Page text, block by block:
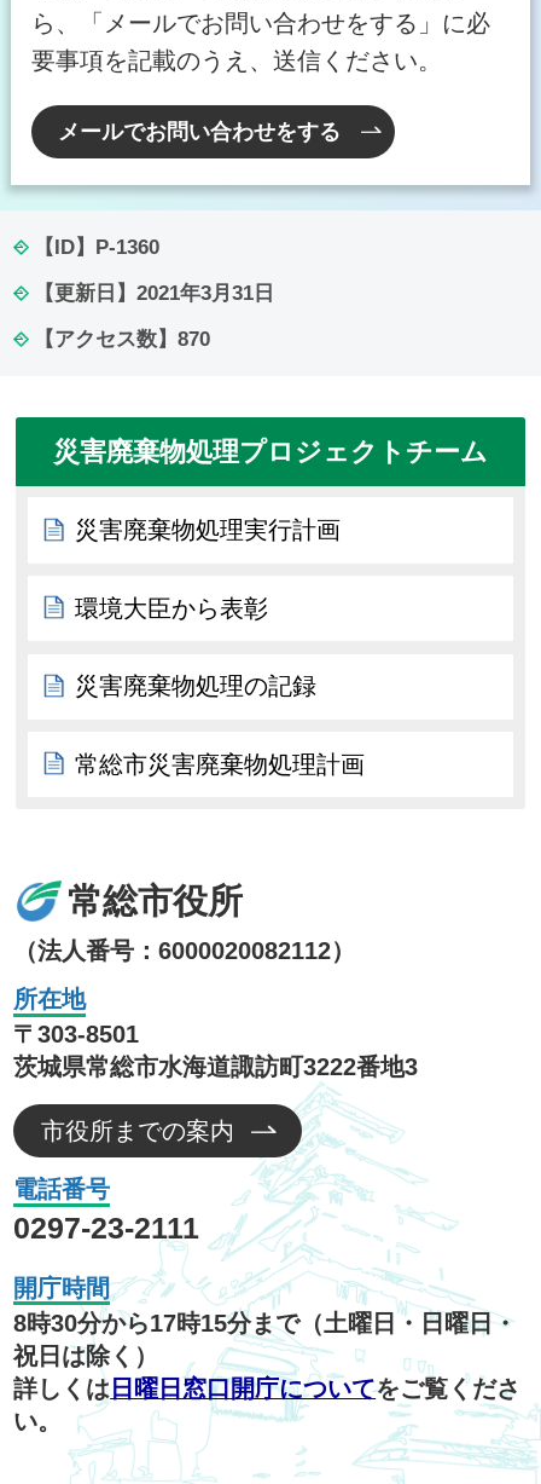
ら、「メールでお問い合わせをする」に必
要事項を記載のうえ、送信ください。
メールでお問い合わせをする
【ID】 P-1360
【更新日】 2021年3月31日
【アクセス数】 870
災害廃棄物処理プロジェクトチーム
災害廃棄物処理実行計画
環境大臣から表彰
災害廃棄物処理の記録
常総市災害廃棄物処理計画
常総市役所
（法人番号：6000020082112）
所在地
〒303-8501
茨城県常総市水海道諏訪町3222番地3
市役所までの案内
電話番号
0297-23-2111
開庁時間
8時30分から17時15分まで（土曜日・日曜日・
祝日は除く）
詳しくは 日曜日窓口開庁についてをご覧くださ
い。